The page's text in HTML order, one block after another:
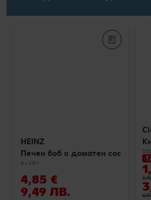
HEINZ
Печен боб в доматен сос
4 x 415 г
4,85 €
9,49 ЛВ.
-